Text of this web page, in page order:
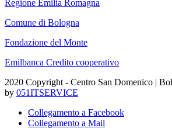
Regione Emilia Romagna
Comune di Bologna
Fondazione del Monte
Emilbanca Credito cooperativo
2020 Copyright - Centro San Domenico |
by 051ITSERVICE
Collegamento a Facebook
Collegamento a Mail